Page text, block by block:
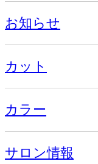
お知らせ
カット
カラー
サロン情報